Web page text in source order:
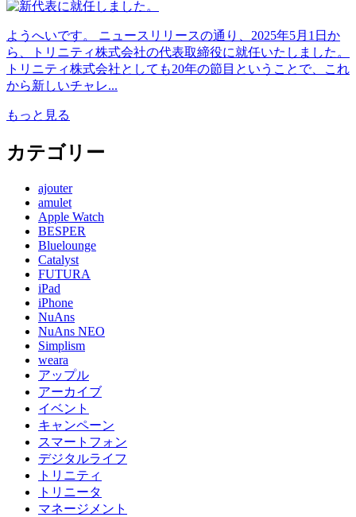
ようへいです。 ニュースリリースの通り、2025年5月1日か
ら、トリニティ株式会社の代表取締役に就任いたしました。
トリニティ株式会社としても20年の節目ということで、これ
から新しいチャレ...
もっと見る
カテゴリー
ajouter
amulet
Apple Watch
BESPER
Bluelounge
Catalyst
FUTURA
iPad
iPhone
NuAns
NuAns NEO
Simplism
weara
アップル
アーカイブ
イベント
キャンペーン
スマートフォン
デジタルライフ
トリニティ
トリニータ
マネージメント